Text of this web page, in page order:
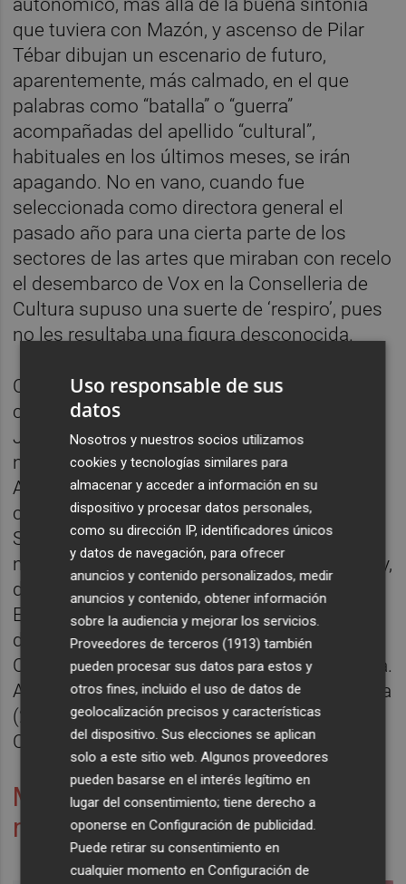
autonómico, más allá de la buena sintonía
que tuviera con Mazón, y ascenso de Pilar
Tébar dibujan un escenario de futuro,
aparentemente, más calmado, en el que
palabras como “batalla” o “guerra”
acompañadas del apellido “cultural”,
habituales en los últimos meses, se irán
apagando. No en vano, cuando fue
seleccionada como directora general el
pasado año para una cierta parte de los
sectores de las artes que miraban con recelo
el desembarco de Vox en la Conselleria de
Cultura supuso una suerte de ‘respiro’, pues
no les resultaba una figura desconocida.
Cabe recordar que Tébar fue directora
cultural del Instituto Alicantino de Cultura
Juan Gil-Albert desde 2021 hasta su
nombramiento como Directora General.
Además, ha formado parte de las
comisiones de los centenarios de Joaquín
Sorolla y de Eusebio Sempere por
nombramiento de la Generalitat Valenciana y,
desde su constitución, del Grupo de
Expertos encargado de la selección de obra
de arte con destino a la Colección de Arte
Contemporáneo de la Generalitat Valenciana.
Además, ha sido Vicepresidenta y Presidenta
(2017-2021) de la Asociación Valenciana de
Críticos de Arte (AVCA).
Marta Alonso y Miquel Nadal,
nuevos directores generales
Uso responsable de sus
datos
Nosotros y nuestros socios utilizamos
cookies y tecnologías similares para
almacenar y acceder a información en su
dispositivo y procesar datos personales,
como su dirección IP, identificadores únicos
y datos de navegación, para ofrecer
anuncios y contenido personalizados, medir
anuncios y contenido, obtener información
sobre la audiencia y mejorar los servicios.
Proveedores de terceros (1913) también
pueden procesar sus datos para estos y
otros fines, incluido el uso de datos de
geolocalización precisos y características
del dispositivo. Sus elecciones se aplican
solo a este sitio web. Algunos proveedores
pueden basarse en el interés legítimo en
lugar del consentimiento; tiene derecho a
oponerse enConfiguración de publicidad.
Puede retirar su consentimiento en
cualquier momento enConfiguración de